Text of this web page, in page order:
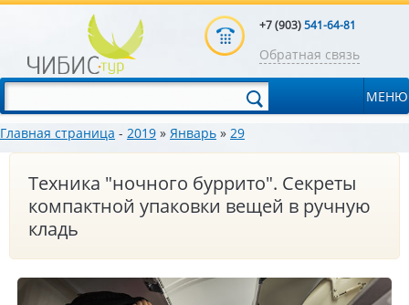
+7 (903)541-64-81
Обратная связь
МЕНЮ
Главная страница - 2019 » Январь » 29
Техника "ночного буррито". Секреты
компактной упаковки вещей в ручную
кладь